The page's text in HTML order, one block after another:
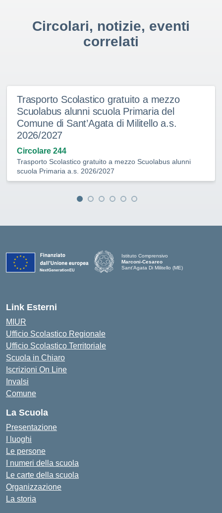
Circolari, notizie, eventi
correlati
Trasporto Scolastico gratuito a mezzo
Scuolabus alunni scuola Primaria del
Comune di Sant’Agata di Militello a.s.
2026/2027
Circolare 244
Trasporto Scolastico gratuito a mezzo Scuolabus alunni
scuola Primaria a.s. 2026/2027
Istituto Comprensivo
Marconi-Cesareo
Sant'Agata Di Militello (ME)
Link Esterni
MIUR
Ufficio Scolastico Regionale
Ufficio Scolastico Territoriale
Scuola in Chiaro
Iscrizioni On Line
Invalsi
Comune
La Scuola
Presentazione
I luoghi
Le persone
I numeri della scuola
Le carte della scuola
Organizzazione
La storia